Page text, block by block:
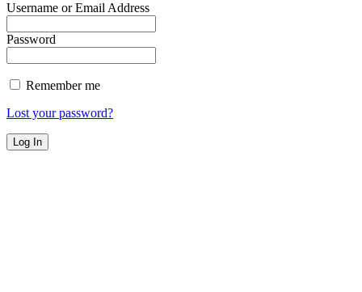
Username or Email Address
Password
Remember me
Lost your password?